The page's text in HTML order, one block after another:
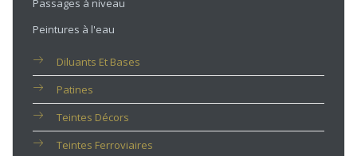
Passages à niveau
Peintures à l'eau
Diluants Et Bases
Patines
Teintes Décors
Teintes Ferroviaires